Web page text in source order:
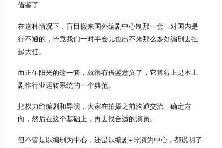
在这种情况下，盲目搬来国外编剧中心制那一套，对国内是
行不通的，毕竟我们一时半会儿也出不来那么多好编剧去担
起大任。
而正午阳光的这一套，就很有借鉴意义了，它算得上是本土
剧作行业运转系统的一个典范。
把权力给编剧和导演，大家在拍摄之前沟通交流，确定方
向，然后在这个基础上，再去找合适的演员。
但不管是以编剧为中心，还是以编剧+导演为中心，都说明了